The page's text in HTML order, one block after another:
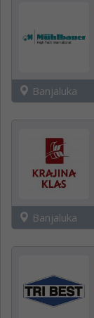
Banjaluka
Banjaluka